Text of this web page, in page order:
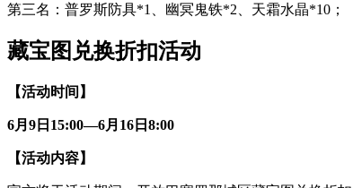
第三名：普罗斯防具*1、幽冥鬼铁*2、天霜水晶*10；
藏宝图兑换折扣活动
【活动时间】
6月9日15:00—6月16日8:00
【活动内容】